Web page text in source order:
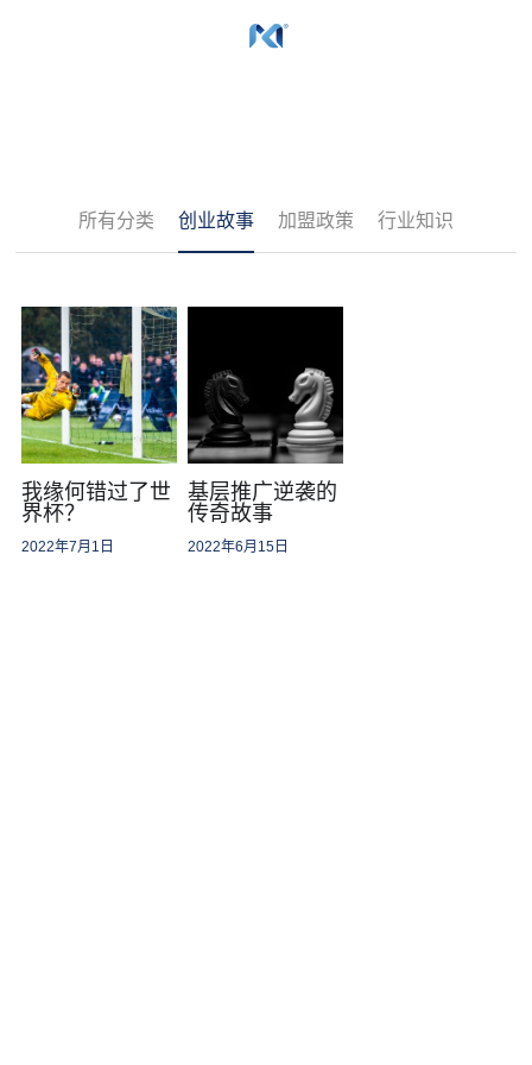
所有分类 创业故事 加盟政策 行业知识
我缘何错过了世
界杯？
2022年7月1日
基层推广逆袭的
传奇故事
2022年6月15日
博客分类